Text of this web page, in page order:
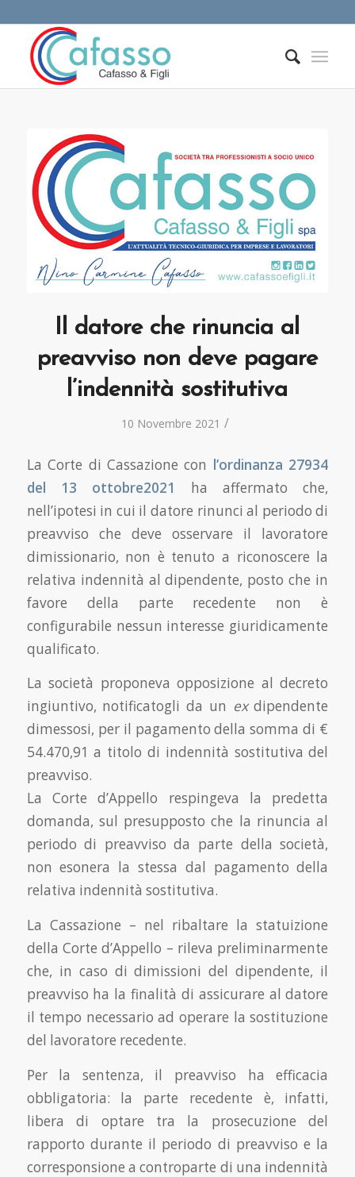
Il datore che rinuncia al
preavviso non deve pagare
l’indennità sostitutiva
10 Novembre 2021 /
La Corte di Cassazione con l’ordinanza 27934
del 13 ottobre2021
ha affermato che,
nell’ipotesi in cui il datore rinunci al periodo di
preavviso che deve osservare il lavoratore
dimissionario, non è tenuto a riconoscere la
relativa indennità al dipendente, posto che in
favore della parte recedente non è
configurabile nessun interesse giuridicamente
qualificato.
La società proponeva opposizione al decreto
ingiuntivo, notificatogli da un exdipendente
dimessosi, per il pagamento della somma di €
54.470,91 a titolo di indennità sostitutiva del
preavviso.
La Corte d’Appello respingeva la predetta
domanda, sul presupposto che la rinuncia al
periodo di preavviso da parte della società,
non esonera la stessa dal pagamento della
relativa indennità sostitutiva.
La Cassazione – nel ribaltare la statuizione
della Corte d’Appello – rileva preliminarmente
che, in caso di dimissioni del dipendente, il
preavviso ha la finalità di assicurare al datore
il tempo necessario ad operare la sostituzione
del lavoratore recedente.
Per la sentenza, il preavviso ha efficacia
obbligatoria: la parte recedente è, infatti,
libera di optare tra la prosecuzione del
rapporto durante il periodo di preavviso e la
corresponsione a controparte di una indennità